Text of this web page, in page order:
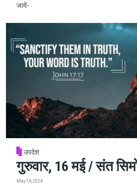
जायें-
उपदेश
गुरुवार, 16 मई / संत
May 16, 2024